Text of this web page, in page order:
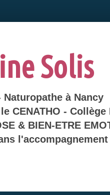
Solis
Naturopathe à Nancy
CENATHO -
& BIEN-ETRE